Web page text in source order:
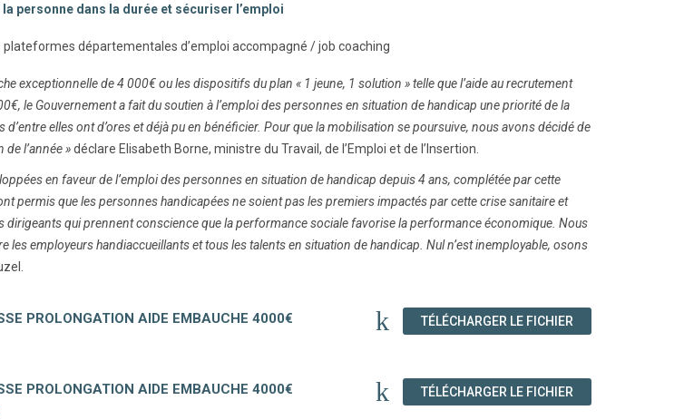
personne dans la durée et sécuriser l’emploi
plateformes départementales d’emploi accompagné / job coaching
exceptionnelle de 4 000€ ou les dispositifs du plan « 1 jeune, 1 solution » telle que l’aide au recrutement
le Gouvernement a fait du soutien à l’emploi des personnes en situation de handicap une priorité de la
d’entre elles ont d’ores et déjà pu en bénéficier. Pour que la mobilisation se poursuive, nous avons décidé de
l’année »déclare Elisabeth Borne, ministre du Travail, de l’Emploi et de l’Insertion.
en faveur de l’emploi des personnes en situation de handicap depuis 4 ans, complétée par cette
permis que les personnes handicapées ne soient pas les premiers impactés par cette crise sanitaire et
dirigeants qui prennent conscience que la performance sociale favorise la performance économique. Nous
les employeurs handiaccueillants et tous les talents en situation de handicap. Nul n’est inemployable, osons
PROLONGATION AIDE EMBAUCHE 4000€ TÉLÉCHARGER LE FICHIER
PROLONGATION AIDE EMBAUCHE 4000€
TÉLÉCHARGER LE FICHIER